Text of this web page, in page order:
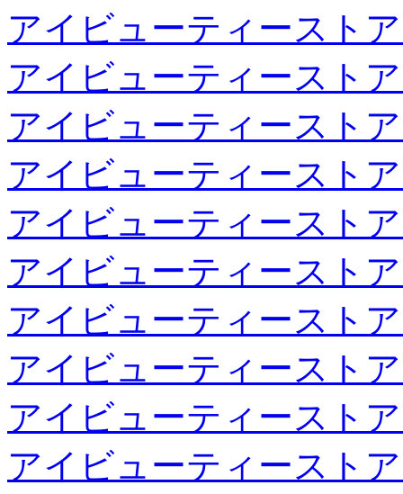
アイビューティースト
アイビューティースト
アイビューティースト
アイビューティースト
アイビューティースト
アイビューティースト
アイビューティースト
アイビューティースト
アイビューティースト
アイビューティースト